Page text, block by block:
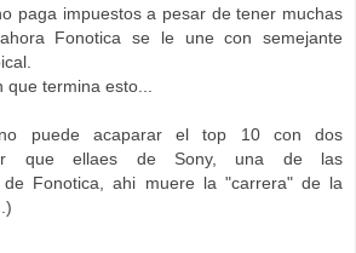
paga impuestos a pesar de tener muchas
Fonotica se le une con semejante
termina esto...
puede acaparar el top 10 con dos
que ellaes de Sony, una de las
de Fonotica, ahi muere la "carrera" de la